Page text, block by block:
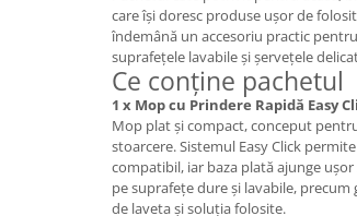
care își doresc produse ușor de
îndemână un accesoriu practic
suprafețele lavabile și șervețele
Ce conține pachetul
1 x Mop cu Prindere Rapidă Easy
Mop plat și compact, conceput
stoarcere. Sistemul Easy Click
compatibil, iar baza plată ajunge
pe suprafețe dure și lavabile,
de laveta și soluția folosite.